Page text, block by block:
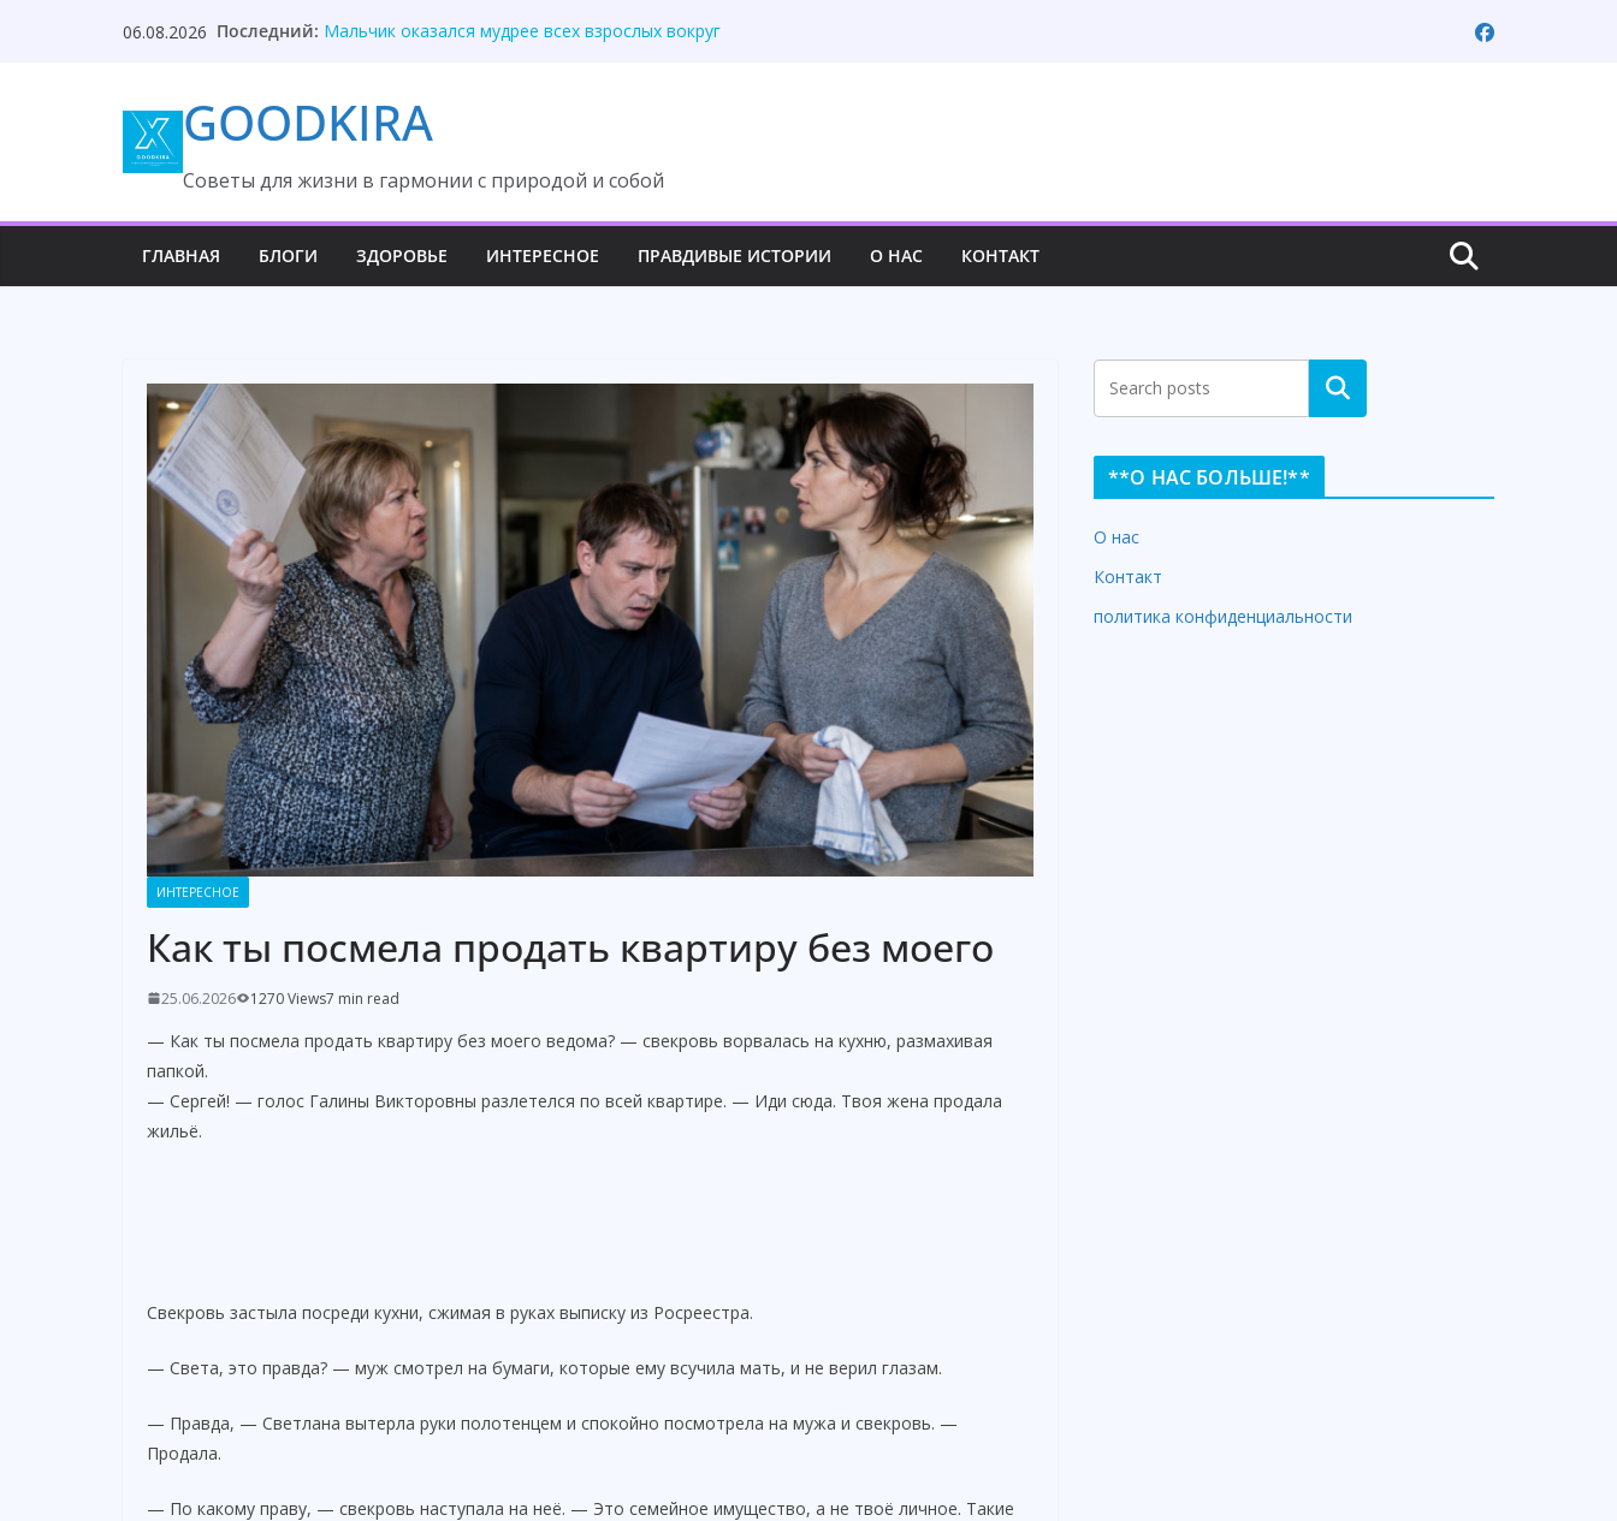
06.08.2026 Последний: Мальчик оказался мудрее всех взрослых вокруг
Дочь вышла замуж за мусульманина и уехала
Муж проиграл всё из-за собственной жадности
GOODKIRA
Cоветы для жизни в гармонии с природой и собой
ГЛАВНАЯ БЛОГИ ЗДОРОВЬЕ ИНТЕРЕСНОЕ ПРАВДИВЫЕ ИСТОРИИ О НАС КОНТАКТ
ИНТЕРЕСНОЕ
Как ты посмела продать квартиру без моего
25.06.2026 1270 Views7 min read
— Как ты посмела продать квартиру без моего ведома? — свекровь ворвалась на кухню, размахивая
папкой.
— Сергей! — голос Галины Викторовны разлетелся по всей квартире. — Иди сюда. Твоя жена продала
жильё.
Свекровь застыла посреди кухни, сжимая в руках выписку из Росреестра.
— Света, это правда? — муж смотрел на бумаги, которые ему всучила мать, и не верил глазам.
— Правда, — Светлана вытерла руки полотенцем и спокойно посмотрела на мужа и свекровь. —
Продала.
— По какому праву, — свекровь наступала на неё. — Это семейное имущество, а не твоё личное. Такие
Search
**О НАС БОЛЬШЕ!**
О нас
Контакт
политика конфиденциальности